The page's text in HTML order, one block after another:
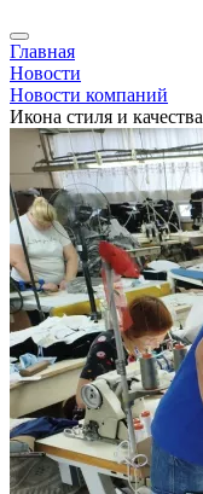
Главная
Новости
Новости компаний
Икона стиля и качества